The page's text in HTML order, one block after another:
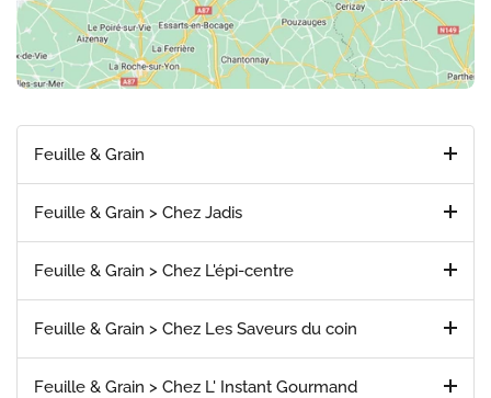
Feuille & Grain
Feuille & Grain > Chez Jadis
Feuille & Grain > Chez L'épi-centre
Feuille & Grain > Chez Les Saveurs du coin
Feuille & Grain > Chez L' Instant Gourmand